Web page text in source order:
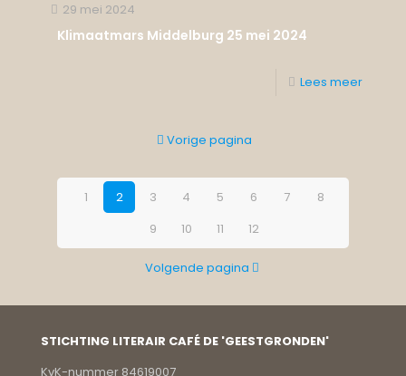
29 mei 2024
Klimaatmars Middelburg 25 mei 2024
Lees meer
Vorige pagina
1 2 3 4 5 6 7
8
9
10 11 12
Volgende pagina
STICHTING LITERAIR CAFÉ DE 'GEESTGRONDEN'
KvK-nummer 84619007